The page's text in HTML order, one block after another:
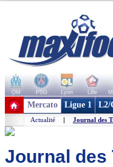
OM PSG Lyon Lille
+ de clubs
Mercato Ligue 1 L2/
Actualité | Journal des
Journal des